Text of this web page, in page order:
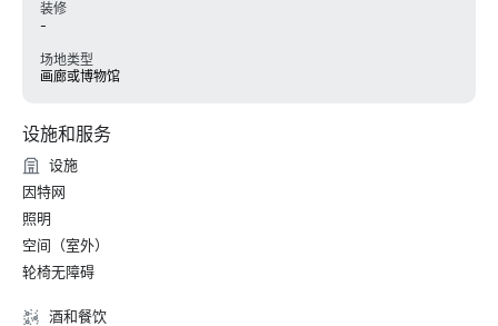
装修
-
场地类型
画廊或博物馆
设施和服务
设施
因特网
照明
空间（室外）
轮椅无障碍
酒和餐饮